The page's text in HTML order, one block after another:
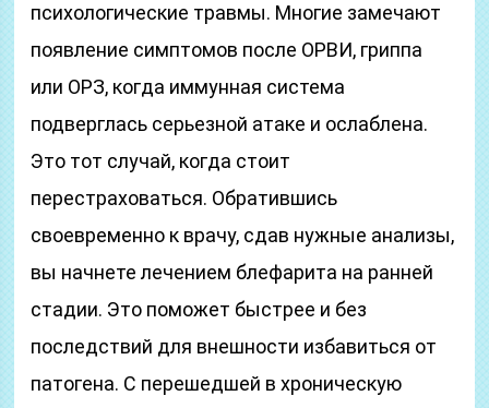
психологические травмы. Многие замечают
появление симптомов после ОРВИ, гриппа
или ОРЗ, когда иммунная система
подверглась серьезной атаке и ослаблена.
Это тот случай, когда стоит
перестраховаться. Обратившись
своевременно к врачу, сдав нужные анализы,
вы начнете лечением блефарита на ранней
стадии. Это поможет быстрее и без
последствий для внешности избавиться от
патогена. С перешедшей в хроническую